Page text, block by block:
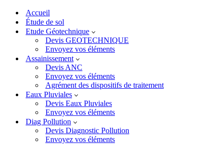
Accueil
Étude de sol
Etude Géotechnique
Devis GEOTECHNIQUE
Envoyez vos éléments
Assainissement
Devis ANC
Envoyez vos éléments
Agrément des dispositifs de traitement
Eaux Pluviales
Devis Eaux Pluviales
Envoyez vos éléments
Diag Pollution
Devis Diagnostic Pollution
Envoyez vos éléments